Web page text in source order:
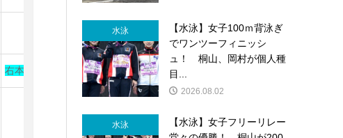
右本①
水泳
【水泳】女子100ｍ背泳ぎ
でワンツーフィニッシ
ュ！ 桐山、岡村が個人種
目...
2026.08.02
水泳
【水泳】女子フリーリレー